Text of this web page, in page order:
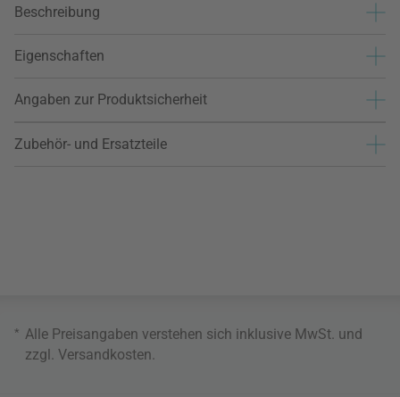
Beschreibung
Eigenschaften
Angaben zur Produktsicherheit
Zubehör- und Ersatzteile
* Alle Preisangaben verstehen sich inklusive MwSt. und
zzgl. Versandkosten